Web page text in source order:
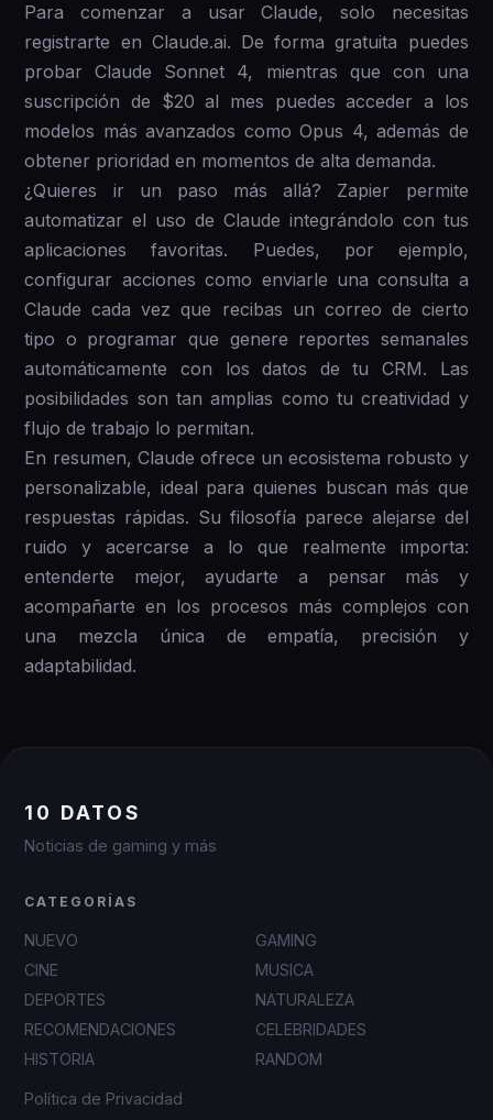
Para comenzar a usar Claude, solo necesitas
registrarte en Claude.ai. De forma gratuita puedes
probar Claude Sonnet 4, mientras que con una
suscripción de $20 al mes puedes acceder a los
modelos más avanzados como Opus 4, además de
obtener prioridad en momentos de alta demanda.
¿Quieres ir un paso más allá? Zapier permite
automatizar el uso de Claude integrándolo con tus
aplicaciones favoritas. Puedes, por ejemplo,
configurar acciones como enviarle una consulta a
Claude cada vez que recibas un correo de cierto
tipo o programar que genere reportes semanales
automáticamente con los datos de tu CRM. Las
posibilidades son tan amplias como tu creatividad y
flujo de trabajo lo permitan.
En resumen, Claude ofrece un ecosistema robusto y
personalizable, ideal para quienes buscan más que
respuestas rápidas. Su filosofía parece alejarse del
ruido y acercarse a lo que realmente importa:
entenderte mejor, ayudarte a pensar más y
acompañarte en los procesos más complejos con
una mezcla única de empatía, precisión y
adaptabilidad.
10 DATOS
Noticias de gaming y más
CATEGORÍAS
NUEVO
GAMING
CINE
MUSICA
DEPORTES
NATURALEZA
RECOMENDACIONES
CELEBRIDADES
HISTORIA
RANDOM
Política de Privacidad